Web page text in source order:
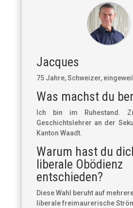
Jacques
75 Jahre, Schweizer,
Was machst du
Ich bin im Ruhestand.
Geschichtslehrer an der
Kanton Waadt.
Warum hast du
liberale Obödienz
entschieden?
Diese Wahl beruht auf
liberale freimaurerische